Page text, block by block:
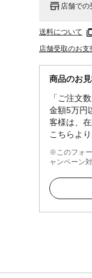
店舗での
送料について
店舗受取のお支
商品のお
「ご注文
金額5万円
客様は、
こちらよ
※このフォ
ャンペーン